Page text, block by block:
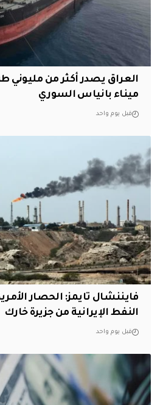
العراق يصدر أكثر من مليوني
ميناء بانياس السوري
قبل يوم واحد
فايننشال تايمز: الحصار
النفط الإيرانية من جزيرة خارك
قبل يوم واحد